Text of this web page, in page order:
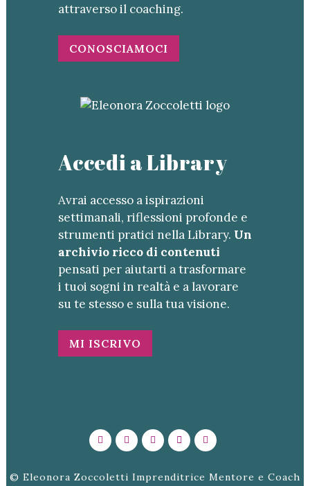
attraverso il coaching.
CONOSCIAMOCI
Accedi a Library
Avrai accesso a ispirazioni
settimanali, riflessioni profonde e
strumenti pratici nella Library. Un
archivio ricco di contenuti
pensati per aiutarti a trasformare
i tuoi sogni in realtà e a lavorare
su te stesso e sulla tua visione.
MI ISCRIVO
© Eleonora Zoccoletti Imprenditrice Mentore e Coach